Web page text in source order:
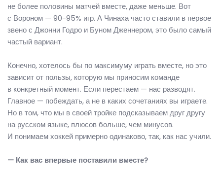
не более половины матчей вместе, даже меньше. Вот
с Вороном — 90-95% игр. А Чинаха часто ставили в первое
звено с Джонни Годро и Буном Дженнером, это было самый
частый вариант.
Конечно, хотелось бы по максимуму играть вместе, но это
зависит от пользы, которую мы приносим команде
в конкретный момент. Если перестаем — нас разводят.
Главное — побеждать, а не в каких сочетаниях вы играете.
Но в том, что мы в своей тройке подсказываем друг другу
на русском языке, плюсов больше, чем минусов.
И понимаем хоккей примерно одинаково, так, как нас учили.
— Как вас впервые поставили вместе?